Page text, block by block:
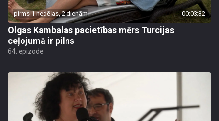
pirms 1 nedēļas, 2 dienām 00:03:32
Olgas Kambalas pacietības mērs Turcijas
ceļojumā ir pilns
64. epizode